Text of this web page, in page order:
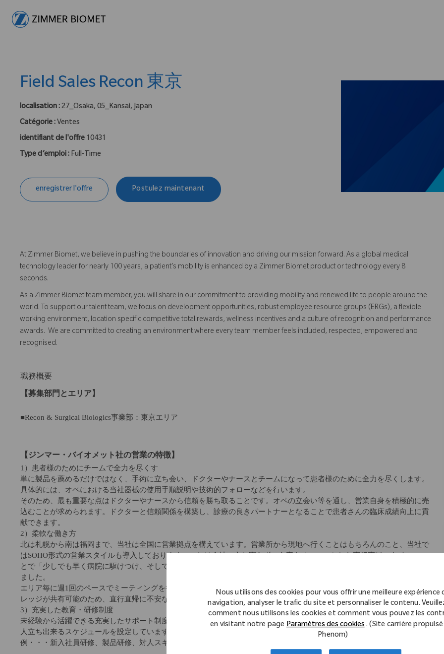
Nous utilisons des cookies pour vous offrir une meilleure expérience
navigation, analyser le trafic du site et personnaliser le contenu.
comment nous utilisons les cookies et comment vous pouvez les
en visitant notre pageParamètres des cookies. (Site carrière
Phenom)
Field Sales Recon 東京
localisation :27_Osaka, 05_Kansai, Japan
Catégorie : Ventes
identifiant de l'offre 10431
Type d’emploi : Full-Time
enregistrer l'offre Postulez maintenant
At Zimmer Biomet, we believe in pushing the boundaries of innovation and driving our mission forward. As a global medical
technology leader for nearly 100 years, a patient’s mobility is enhanced by a Zimmer Biomet product or technology every 8
seconds.
As a Zimmer Biomet team member, you will share in our commitment to providing mobility and renewed life to people around the
world. To support our talent team, we focus on development opportunities, robust employee resource groups (ERGs), a flexible
working environment, location specific competitive total rewards, wellness incentives and a culture of recognition and performance
awards. We are committed to creating an environment where every team member feels included, respected, empowered and
recognised.
職務概要
【募集部門とエリア】
■Recon & Surgical Biologics事業部：東京エリア
【ジンマー・バイオメット社の営業の特徴】
1）患者様のためにチームで全力を尽くす
単に製品を薦めるだけではなく、手術に立ち会い、ドクターやナースとチームになって患者様のために全力を尽くします。
具体的には、オペにおける当社器械の使用手順説明や技術的フォローなどを行います。
そのため、最も重要な点はドクターやナースから信頼を勝ち取ることです。オペの立会い等を通し、営業自身を積極的に売
込むことが求められます。ドクターと信頼関係を構築し、診療の良きパートナーとなることで患者さんの臨床成績向上に貢
献できます。
2）柔軟な働き方
北は札幌から南は福岡まで、当社は全国に営業拠点を構えています。営業所から現地へ行くことはもちろんのこと、当社で
はSOHO形式の営業スタイルも導入しております。これは会社に立ち寄らず、自宅をオフィスとした直行直帰スタイルのこ
とで「少しでも早く病院に駆けつけ、そして少しでも長く医師のサポートをできるように」というコンセプトの元、始まり
ました。
エリア毎に週1回のペースでミーティングを行いますし(エリアにより差異あり)、社内イントラネットから学術文献などのナ
レッジが共有可能のため、直行直帰に不安な方でも安心していただけます。
3）充実した教育・研修制度
未経験から活躍できる充実したサポート制度がございます。教材を使用した座学、先輩社員の同行を中心としたOJT等、一
人立ち出来るスケジュールを設定しています。
例・・・新入社員研修、製品研修、対人スキル研修、営業スキル研修など